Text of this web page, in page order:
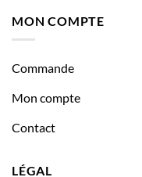
MON COMPTE
Commande
Mon compte
Contact
LÉGAL